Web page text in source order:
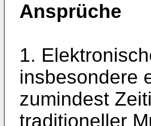
Ansprüche
1.
insbesondere
zumindest
traditioneller